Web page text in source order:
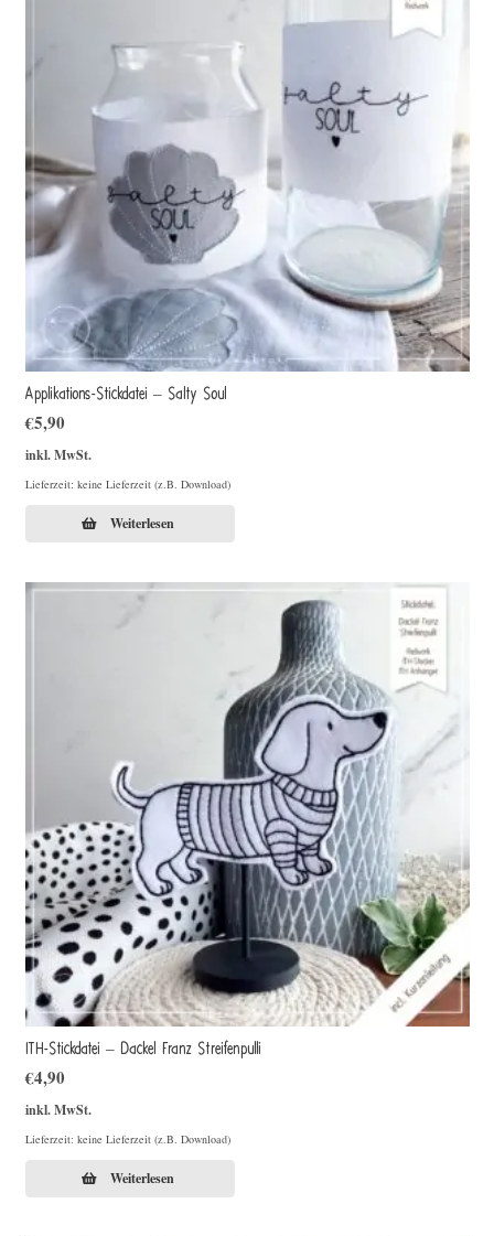
Applikations-Stickdatei – Salty Soul
€5,90
inkl. MwSt.
Lieferzeit: keine Lieferzeit (z.B. Download)
Weiterlesen
ITH-Stickdatei – Dackel Franz Streifenpulli
€4,90
inkl. MwSt.
Lieferzeit: keine Lieferzeit (z.B. Download)
Weiterlesen